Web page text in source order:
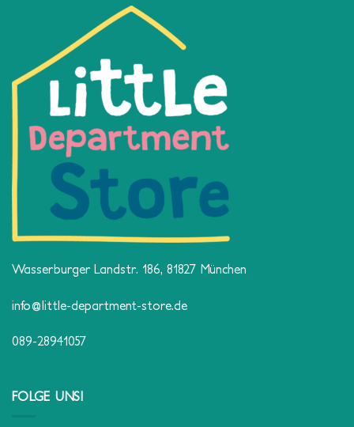
Wasserburger Landstr. 186, 81827 München
info@little-department-store.de
089-28941057
FOLGE UNS!